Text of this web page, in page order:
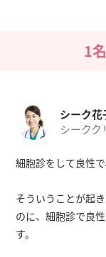
1
シーク花
シーク
細胞診をして良性
そういうことが起
のに、細胞診で良
す。